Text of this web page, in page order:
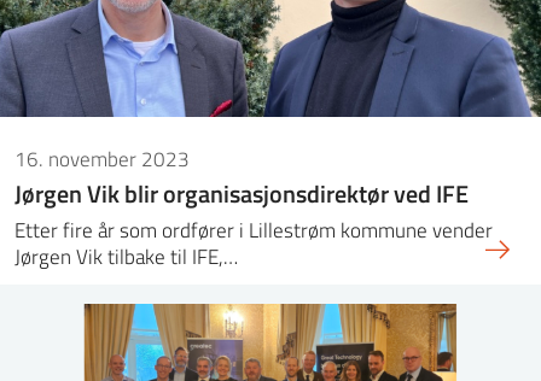
16. november 2023
Jørgen Vik blir organisasjonsdirektør ved IFE
Etter fire år som ordfører i Lillestrøm kommune vender
Jørgen Vik tilbake til IFE,…